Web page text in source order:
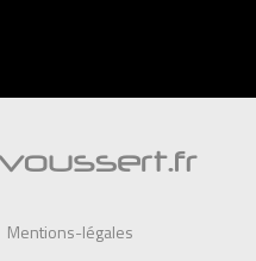
Mentions-légales